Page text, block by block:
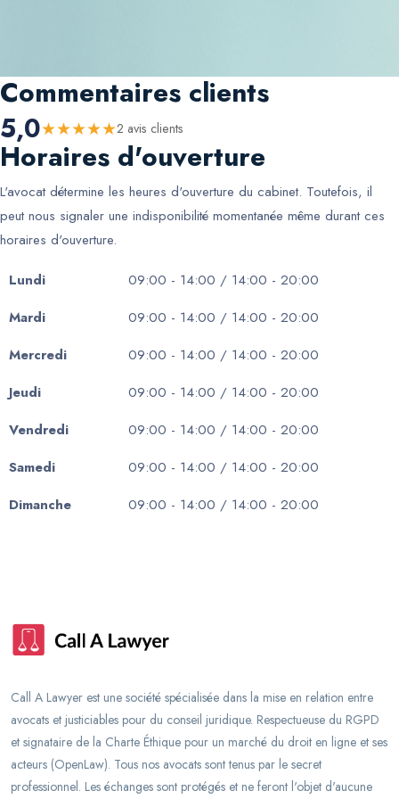
Commentaires clients
5,0★★★★★2 avis clients
Horaires d'ouverture
L'avocat détermine les heures d'ouverture du cabinet. Toutefois, il
peut nous signaler une indisponibilité momentanée même durant ces
horaires d'ouverture.
Lundi
09:00 - 14:00 / 14:00 - 20:00
Mardi
09:00 - 14:00 / 14:00 - 20:00
Mercredi
09:00 - 14:00 / 14:00 - 20:00
Jeudi
09:00 - 14:00 / 14:00 - 20:00
Vendredi
09:00 - 14:00 / 14:00 - 20:00
Samedi
09:00 - 14:00 / 14:00 - 20:00
Dimanche
09:00 - 14:00 / 14:00 - 20:00
Call A Lawyer est une société spécialisée dans la mise en relation entre
avocats et justiciables pour du conseil juridique. Respectueuse du RGPD
et signataire de la Charte Éthique pour un marché du droit en ligne et ses
acteurs (OpenLaw). Tous nos avocats sont tenus par le secret
professionnel. Les échanges sont protégés et ne feront l'objet d'aucune